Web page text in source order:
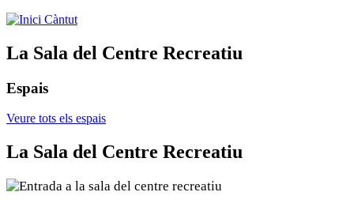
Càntut
La Sala del Centre Recreatiu
Espais
Veure tots els espais
La Sala del Centre Recreatiu